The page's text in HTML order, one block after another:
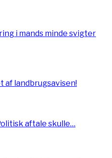
i mands minde svigter
landbrugsavisen!
aftale skulle…